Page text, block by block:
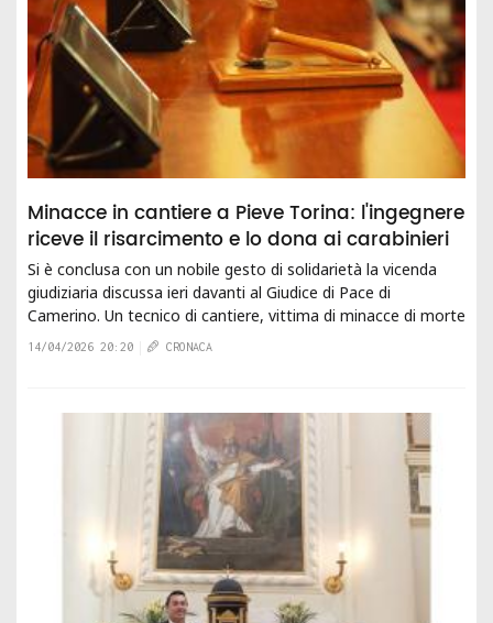
Minacce in cantiere a Pieve Torina: l'ingegnere
riceve il risarcimento e lo dona ai carabinieri
Si è conclusa con un nobile gesto di solidarietà la vicenda
giudiziaria discussa ieri davanti al Giudice di Pace di
Camerino. Un tecnico di cantiere, vittima di minacce di morte
durante l’attività lavorativa...
14/04/2026 20:20 CRONACA